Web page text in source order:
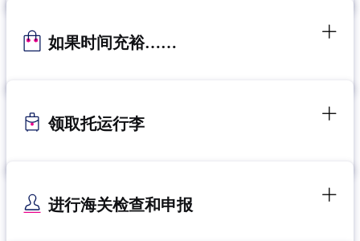
如果时间充裕……
领取托运行李
进行海关检查和申报